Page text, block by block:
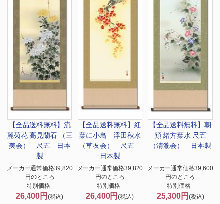
【全品送料無料】 流
麗菊花 高見蘭石 （三
美会） 尺五 日本
製
メーカー通常価格39,820
円のところ
特別価格
26,400円(税込)
【全品送料無料】 紅
葉に小鳥 浮田秋水
（草友会） 尺五
日本製
メーカー通常価格39,820
円のところ
特別価格
26,400円(税込)
【全品送料無料】朝
顔 緒方葉水 尺五
（清瀧会） 日本製
メーカー通常価格39,600
円のところ
特別価格
25,300円 (税込)